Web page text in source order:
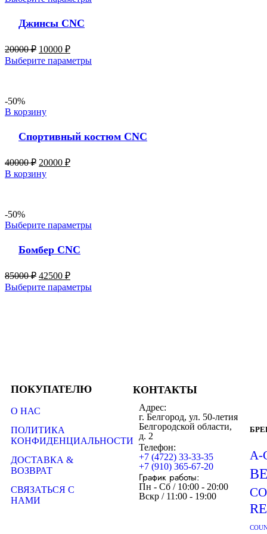
Джинсы CNC
20000₽ 10000 ₽
Выберите параметры
-50%
В корзину
Спортивный костюм CNC
40000₽ 20000 ₽
В корзину
-50%
Выберите параметры
Бомбер CNC
85000₽ 42500 ₽
Выберите параметры
ПОКУПАТЕЛЮ
О НАС
ПОЛИТИКА
КОНФИДЕНЦИАЛЬНОСТИ
ДОСТАВКА &
ВОЗВРАТ
СВЯЗАТЬСЯ С
НАМИ
КОНТАКТЫ
Адрес:
г. Белгород, ул. 50-летия
Белгородской области,
д. 2
Телефон:
+7 (4722) 33-33-35
+7 (910) 365-67-20
График работы:
Пн - Сб / 10:00 - 20:00
Вскр / 11:00 - 19:00
A-